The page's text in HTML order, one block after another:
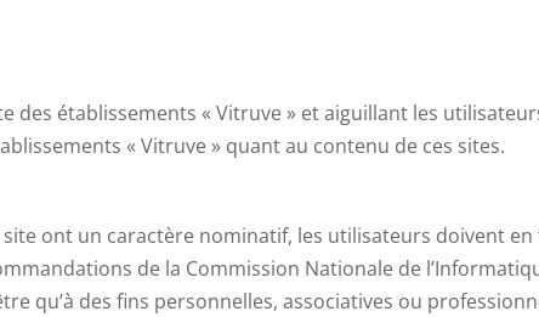
des établissements « Vitruve » et aiguillant les
« Vitruve » quant au contenu de ces sites.
ont un caractère nominatif, les utilisateurs doivent
de la Commission Nationale de
qu’à des fins personnelles, associatives ou